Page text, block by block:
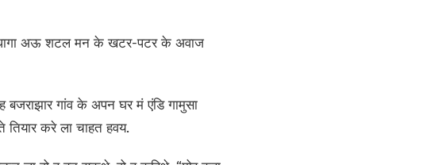
धागा अऊ शटल मन के खटर-पटर के अवाज
गांव के अपन घर मं एंडि गामुसा
करे ला चाहत हवय.